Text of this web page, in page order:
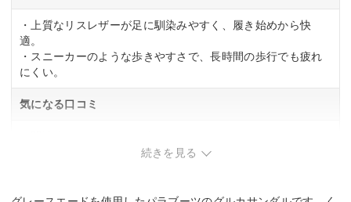
・上質なリスレザーが足に馴染みやすく、履き始めから快
適。
・スニーカーのような歩きやすさで、長時間の歩行でも疲れ
にくい。
気になる口コミ
続きを見る